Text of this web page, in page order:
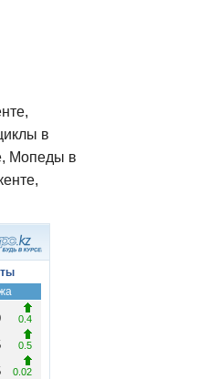
в
Мопеды в